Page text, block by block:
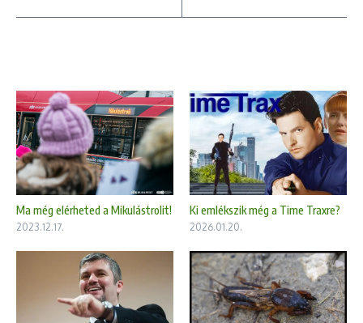
Ma még elérheted a Mikulástrolit!
2023.12.17.
Ki emlékszik még a Time Traxre?
2026.01.20.